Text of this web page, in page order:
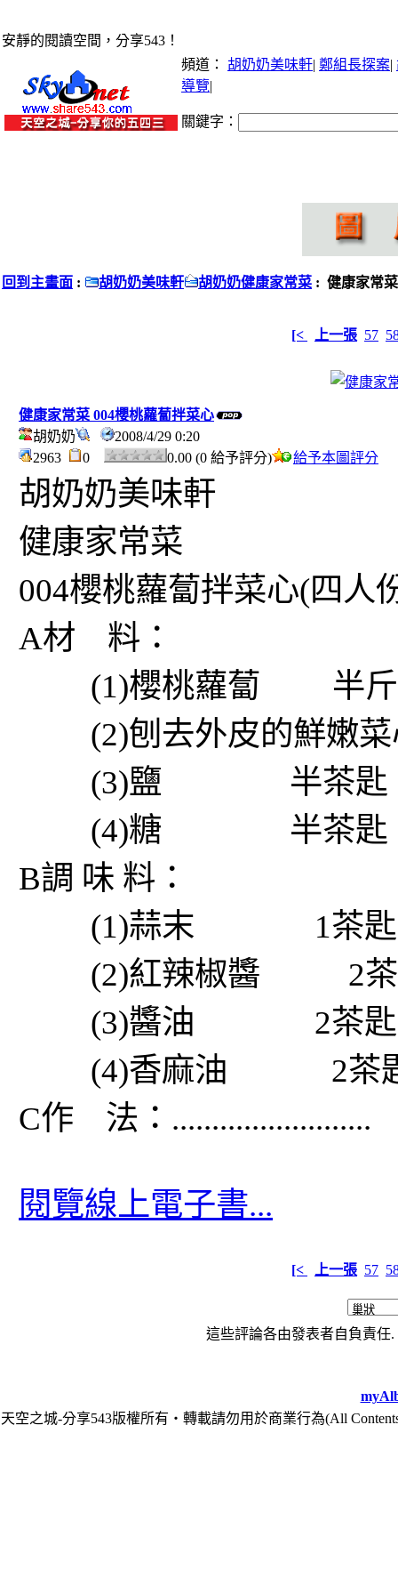
安靜的閱讀空間，分享543！
頻道： 胡奶奶美味軒| 鄭組長探案|
導覽|
關鍵字：
回到主畫面 : 胡奶奶美味軒 胡奶奶健康家常菜 : 健康家常
[< 上一張 57
健康家常菜 004櫻桃蘿蔔拌菜心
胡奶奶
2008/4/29 0:20
2963
0 0.00 (0 給予評分) 給予本圖評分
胡奶奶美味軒
健康家常菜
004櫻桃蘿蔔拌菜心(四人
A材 料：
(1)櫻桃蘿蔔 半斤
(2)刨去外皮的鮮嫩
(3)鹽 半茶匙
(4)糖 半茶匙
B調 味 料：
(1)蒜末 1茶匙
(2)紅辣椒醬 2茶
(3)醬油 2茶匙
(4)香麻油 2茶
C作 法：.........................
閱覽線上電子書...
[< 上一張 57
這些評論各由發表者自負責任
天空之城-分享543版權所有‧轉載請勿用於商業行為(All Contents